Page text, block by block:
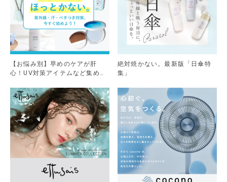
【お悩み別】早めのケアが肝
心！UV対策アイテムなど集めま
絶対焼かない。最新版「日傘特
集」